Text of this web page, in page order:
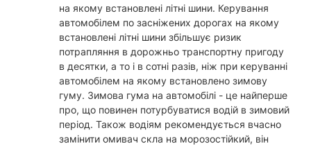
на якому встановлені літні шини. Керування
автомобілем по засніжених дорогах на якому
встановлені літні шини збільшує ризик
потрапляння в дорожньо транспортну пригоду
в десятки, а то і в сотні разів, ніж при керуванні
автомобілем на якому встановлено зимову
гуму. Зимова гума на автомобілі - це найперше
про, що повинен потурбуватися водій в зимовий
період. Також водіям рекомендується вчасно
замінити омивач скла на морозостійкий, він